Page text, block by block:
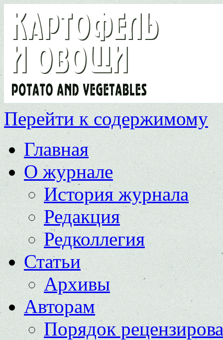
Перейти к содержимому
Главная
О журнале
История журнала
Редакция
Редколлегия
Статьи
Архивы
Авторам
Порядок